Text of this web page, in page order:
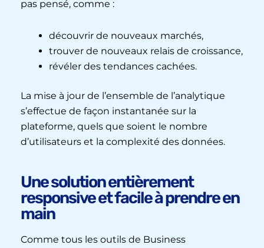
pas pensé, comme :
découvrir de nouveaux marchés,
trouver de nouveaux relais de croissance,
révéler des tendances cachées.
La mise à jour de l’ensemble de l’analytique
s’effectue de façon instantanée sur la
plateforme, quels que soient le nombre
d’utilisateurs et la complexité des données.
Une solution entièrement
responsive et facile à prendre en
main
Comme tous les outils de Business